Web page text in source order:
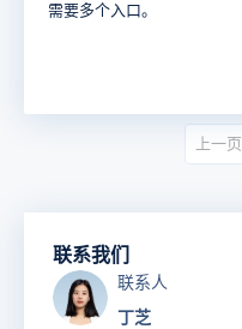
需要多个入口。
上一页
联系我们
联系人
丁芝